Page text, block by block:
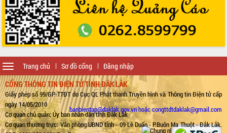
Trang chủ Sơ đồ cổng Đăng nhập
Toggle
navigation
CỔNG THÔNG TIN ĐIỆN TỬ TỈNH ĐẮK LẮK
Giấy phép số 99/GP-TTĐT do Cục QL Phát thanh Truyền hình và Thông tin Điện tử cấp
ngày 14/05/2010
Cơ quan chủ quản: Ủy ban nhân dân tỉnh Đắk Lắk
Cơ quan thường trực: Văn phòng UBND tỉnh - 09 Lê Duẩn - P.Buôn Ma Thuột - Đắk Lắk.
banbientap@daklak.gov.vn hoặc congttdtdaklak@gmail.com